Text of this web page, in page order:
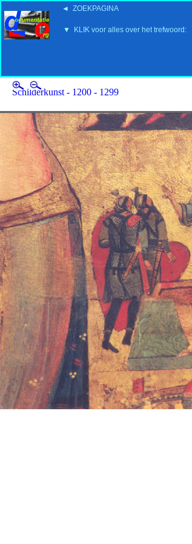
◄ ZOEKPAGINA
▼ KLIK voor alles over het trefwoord:
Schilderkunst - 1200 - 1299
'15:19 19-2-2008